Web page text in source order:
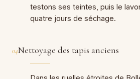
testons ses teintes, puis le
quatre jours de séchage.
04Nettoyage des tapis anciens